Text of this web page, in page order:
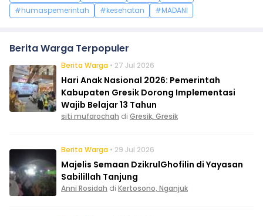
#humaspemerintah
#kesehatan #MADANI
Berita Warga Terpopuler
Berita Warga • 27 Jul 2026
Hari Anak Nasional 2026: Pemerintah
Kabupaten Gresik Dorong Implementasi
Wajib Belajar 13 Tahun
siti mufarochah di Gresik, Gresik
Berita Warga • 29 Jul 2026
Majelis Semaan DzikrulGhofilin di Yayasan
Sabilillah Tanjung
Anni Rosidah di Kertosono, Nganjuk